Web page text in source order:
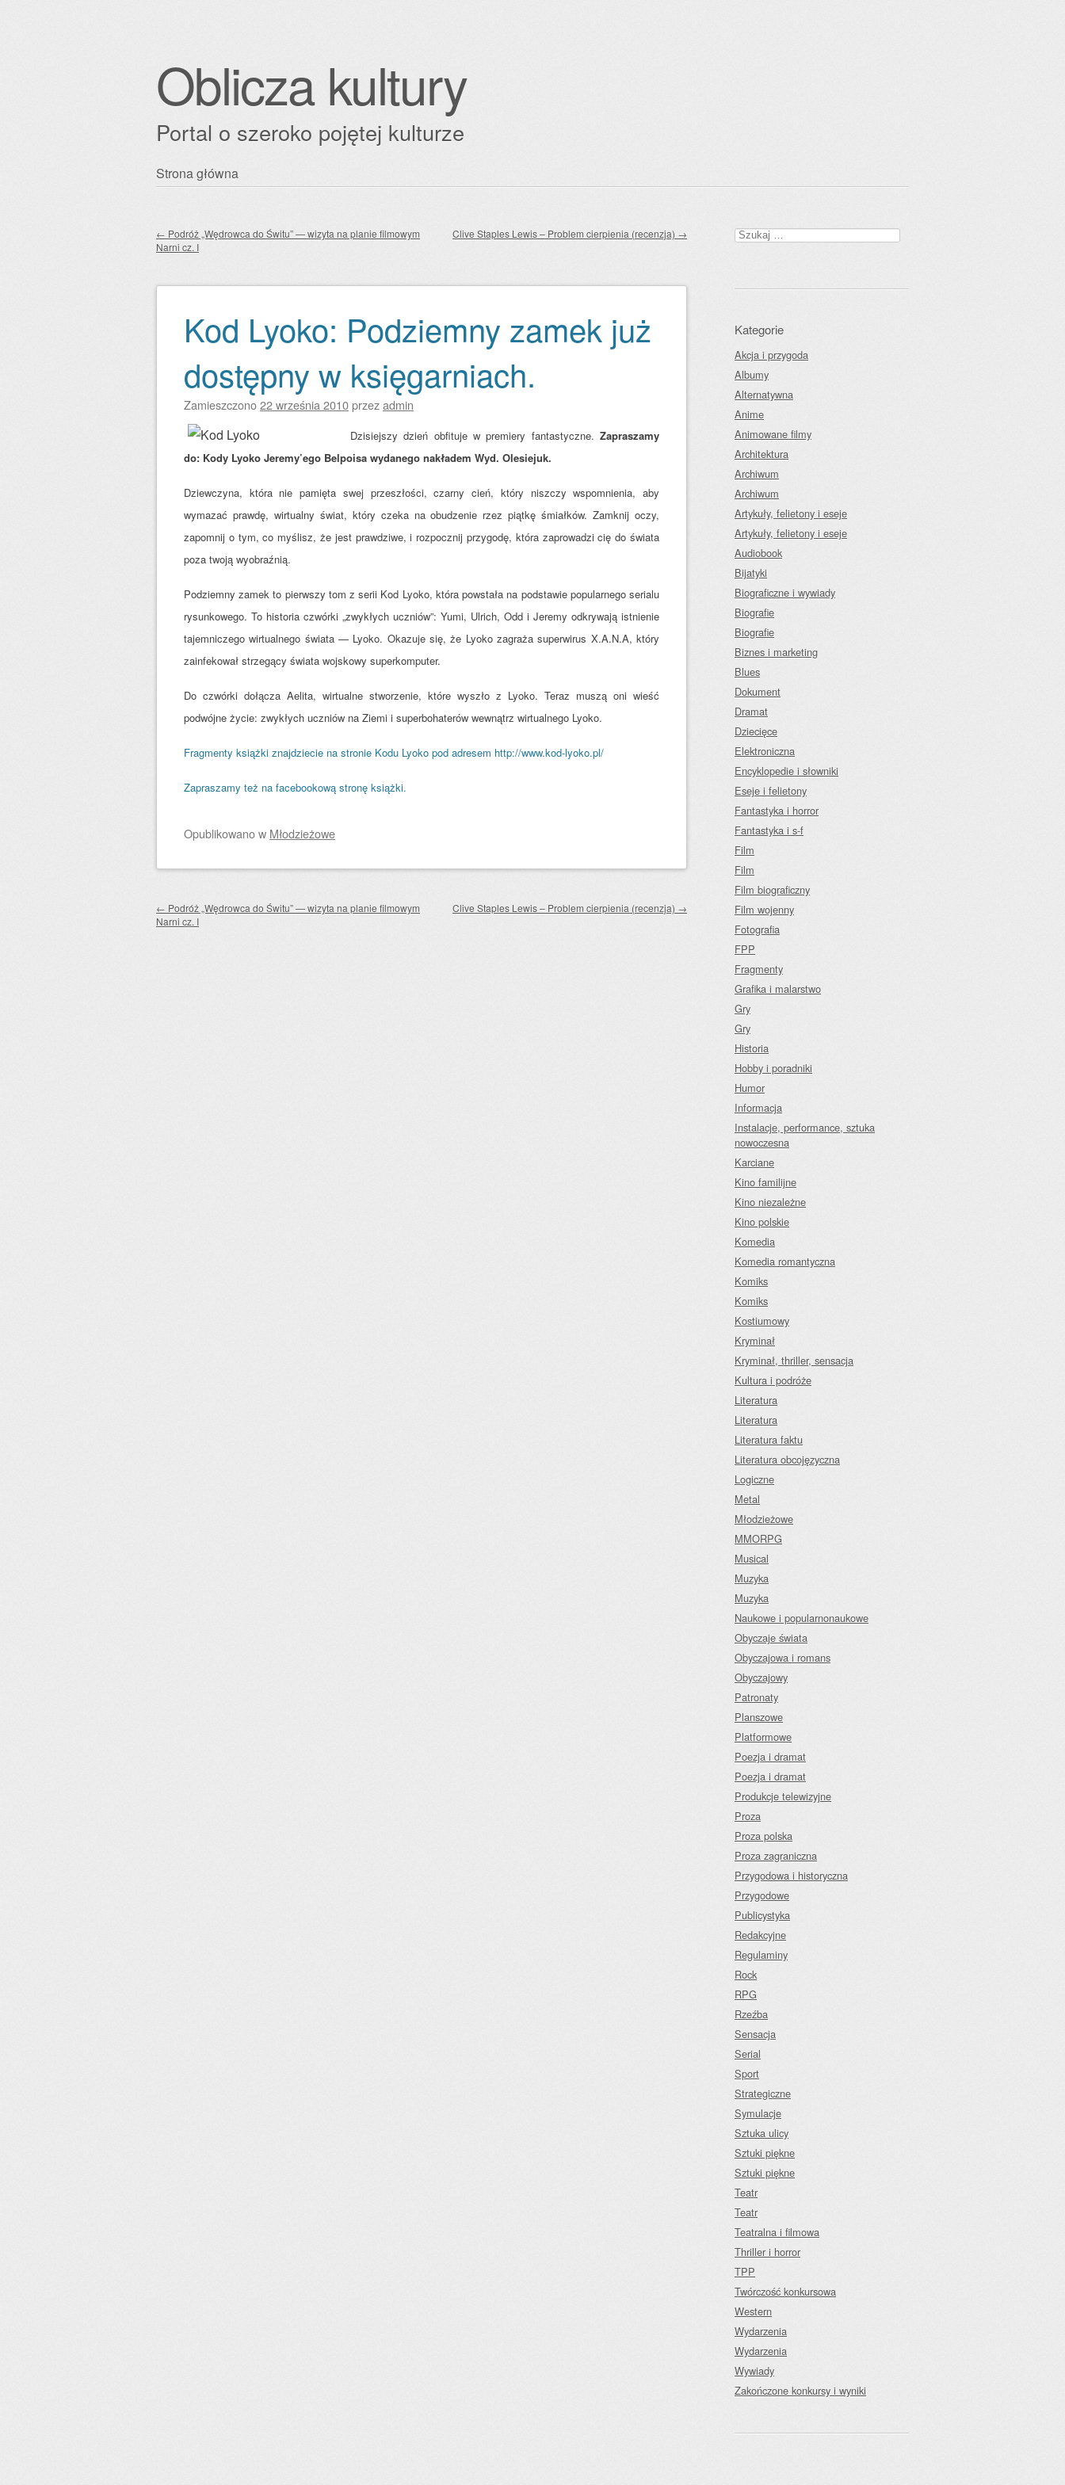
Oblicza kultury
Portal o szeroko pojętej kulturze
Przejdź
Strona główna
← Podróż „Wędrowca do Świtu” — wizyta na planie filmowym
Narni cz. I
Clive Staples Lewis – Problem cierpienia (recenzja) →
Kod Lyoko: Podziemny zamek już
dostępny w księgarniach.
Zamieszczono22 września 2010przezadmin
Dzisiejszy dzień obfituje w premiery fantastyczne. Zapraszamy
do: Kody Lyoko Jeremy’ego Belpoisa wydanego nakładem Wyd. Olesiejuk.
Dziewczyna, która nie pamięta swej przeszłości, czarny cień, który niszczy wspomnienia, aby
wymazać prawdę, wirtualny świat, który czeka na obudzenie rzez piątkę śmiałków. Zamknij oczy,
zapomnij o tym, co myślisz, że jest prawdziwe, i rozpocznij przygodę, która zaprowadzi cię do świata
poza twoją wyobraźnią.
Podziemny zamek to pierwszy tom z serii Kod Lyoko, która powstała na podstawie popularnego serialu
rysunkowego. To historia czwórki „zwykłych uczniów”: Yumi, Ulrich, Odd i Jeremy odkrywają istnienie
tajemniczego wirtualnego świata — Lyoko. Okazuje się, że Lyoko zagraża superwirus X.A.N.A, który
zainfekował strzegący świata wojskowy superkomputer.
Do czwórki dołącza Aelita, wirtualne stworzenie, które wyszło z Lyoko. Teraz muszą oni wieść
podwójne życie: zwykłych uczniów na Ziemi i superbohaterów wewnątrz wirtualnego Lyoko.
Fragmenty książki znajdziecie na stronie Kodu Lyoko pod adresem http://www.kod-lyoko.pl/
Zapraszamy też na facebookową stronę książki.
Opublikowanow Młodzieżowe
Zobacz wpisy
← Podróż „Wędrowca do Świtu” — wizyta na planie filmowym
Narni cz. I
Clive Staples Lewis – Problem cierpienia (recenzja) →
Szukaj:
Kategorie
Akcja i przygoda
Albumy
Alternatywna
Anime
Animowane filmy
Architektura
Archiwum
Archiwum
Artykuły, felietony i eseje
Artykuły, felietony i eseje
Audiobook
Bijatyki
Biograficzne i wywiady
Biografie
Biografie
Biznes i marketing
Blues
Dokument
Dramat
Dziecięce
Elektroniczna
Encyklopedie i słowniki
Eseje i felietony
Fantastyka i horror
Fantastyka i s-f
Film
Film
Film biograficzny
Film wojenny
Fotografia
FPP
Fragmenty
Grafika i malarstwo
Gry
Gry
Historia
Hobby i poradniki
Humor
Informacja
Instalacje, performance, sztuka
nowoczesna
Karciane
Kino familijne
Kino niezależne
Kino polskie
Komedia
Komedia romantyczna
Komiks
Komiks
Kostiumowy
Kryminał
Kryminał, thriller, sensacja
Kultura i podróże
Literatura
Literatura
Literatura faktu
Literatura obcojęzyczna
Logiczne
Metal
Młodzieżowe
MMORPG
Musical
Muzyka
Muzyka
Naukowe i popularnonaukowe
Obyczaje świata
Obyczajowa i romans
Obyczajowy
Patronaty
Planszowe
Platformowe
Poezja i dramat
Poezja i dramat
Produkcje telewizyjne
Proza
Proza polska
Proza zagraniczna
Przygodowa i historyczna
Przygodowe
Publicystyka
Redakcyjne
Regulaminy
Rock
RPG
Rzeźba
Sensacja
Serial
Sport
Strategiczne
Symulacje
Sztuka ulicy
Sztuki piękne
Sztuki piękne
Teatr
Teatr
Teatralna i filmowa
Thriller i horror
TPP
Twórczość konkursowa
Western
Wydarzenia
Wydarzenia
Wywiady
Zakończone konkursy i wyniki